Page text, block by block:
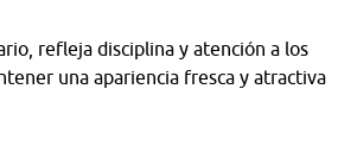
refleja disciplina y atención a los
una apariencia fresca y atractiva